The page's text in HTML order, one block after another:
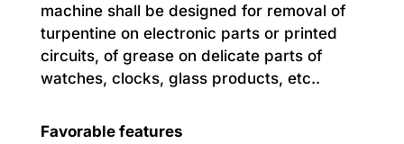
machine shall be designed for removal of
turpentine on electronic parts or printed
circuits, of grease on delicate parts of
watches, clocks, glass products, etc..
Favorable features